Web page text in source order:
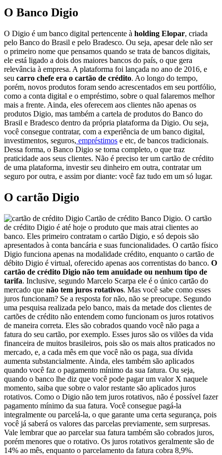
O Banco Digio
O Digio é um banco digital pertencente à holding Elopar, criada
pelo Banco do Brasil e pelo Bradesco. Ou seja, apesar dele não ser
o primeiro nome que pensamos quando se trata de bancos digitais,
ele está ligado a dois dos maiores bancos do país, o que gera
relevância à empresa. A plataforma foi lançada no ano de 2016, e
seu carro chefe era o cartão de crédito. Ao longo do tempo,
porém, novos produtos foram sendo acrescentados em seu portfólio,
como a conta digital e o empréstimo, sobre o qual falaremos melhor
mais a frente. Ainda, eles oferecem aos clientes não apenas os
produtos Digio, mas também a cartela de produtos do Banco do
Brasil e Bradesco dentro da própria plataforma da Digio. Ou seja,
você consegue contratar, com a experiência de um banco digital,
investimentos, seguros, empréstimos e etc, de bancos tradicionais.
Dessa forma, o Banco Digio se torna completo, o que traz
praticidade aos seus clientes. Não é preciso ter um cartão de crédito
de uma plataforma, investir seu dinheiro em outra, contratar um
seguro por outra, e assim por diante: você faz tudo em um só lugar.
O cartão Digio
Cartão de crédito Banco Digio. O cartão
de crédito Digio é até hoje o produto que mais atrai clientes ao
banco. Eles primeiro contratam o cartão Digio, e só depois são
apresentados à conta bancária e suas funcionalidades. O cartão físico
Digio funciona apenas na modalidade crédito, enquanto o cartão de
débito Digio é virtual, oferecido apenas aos correntistas do banco. O
cartão de crédito Digio não tem anuidade ou nenhum tipo de
tarifa. Inclusive, segundo Marcelo Scarpa ele é o único cartão do
mercado que não tem juros rotativos. Mas você sabe como esses
juros funcionam? Se a resposta for não, não se preocupe. Segundo
uma pesquisa realizada pelo banco, mais da metade dos clientes de
cartões de crédito não entendem como funcionam os juros rotativos
de maneira correta. Eles são cobrados quando você não paga a
fatura do seu cartão, por exemplo. Esses juros são os vilões da vida
financeira de muitos brasileiros, pois são os mais altos praticados no
mercado, e, a cada mês em que você não os paga, sua dívida
aumenta substancialmente. Ainda, eles também são aplicados
quando você faz o pagamento mínimo da sua fatura. Ou seja,
quando o banco lhe diz que você pode pagar um valor X naquele
momento, saiba que sobre o valor restante são aplicados juros
rotativos. Como o Digio não tem juros rotativos, não é possível fazer
pagamento mínimo da sua fatura. Você consegue pagá-la
integralmente ou parcelá-la, o que garante uma certa segurança, pois
você já saberá os valores das parcelas previamente, sem surpresas.
Vale lembrar que ao parcelar sua fatura também são cobrados juros,
porém menores que o rotativo. Os juros rotativos geralmente são de
14% ao mês, enquanto o parcelamento da fatura cobra 8,9%.